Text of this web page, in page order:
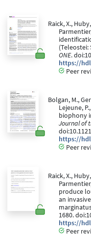
Raick, X.,
(Teleostei:
ONE.
https://
Peer
Bolgan, M.,
Lejeune,
biophony
Journal of
https://
Peer
Raick, X.,
produce
an
1680.
https://
Peer